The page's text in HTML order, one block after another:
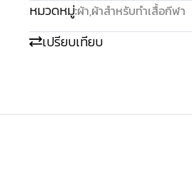
หมวดหมู่:ผ้า,ผ้าสำหรับทำเสื้อกีฬา
เปรียบเทียบ